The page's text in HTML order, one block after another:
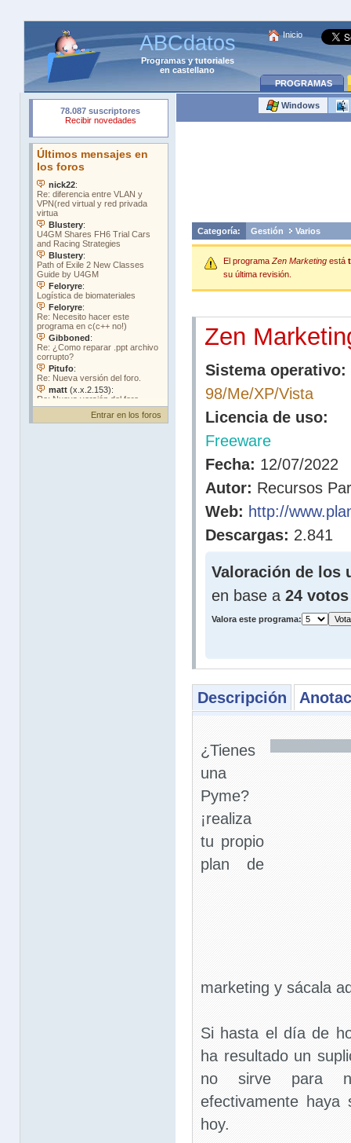
ABCdatos
Programasytutoriales
en castellano
Inicio
PROGRAMAS
Entrar en los foros
Windows
Categoría: Gestión Varios
El programa Zen Marketing está
su última revisión.
Zen
Sistema operativo:
98/Me/XP/Vista
Licencia de uso:
Freeware
Fecha: 12/07/2022
Autor: Recursos
Web: http://
Descargas: 2.841
Valoración de los
en base a 24 votos
Valora este programa:
Descripción
¿Tienes
una
Pyme?
¡realiza
tu propio
plan de
marketing y sácala
Si hasta el día de
ha resultado un
no sirve para
efectivamente
hoy.